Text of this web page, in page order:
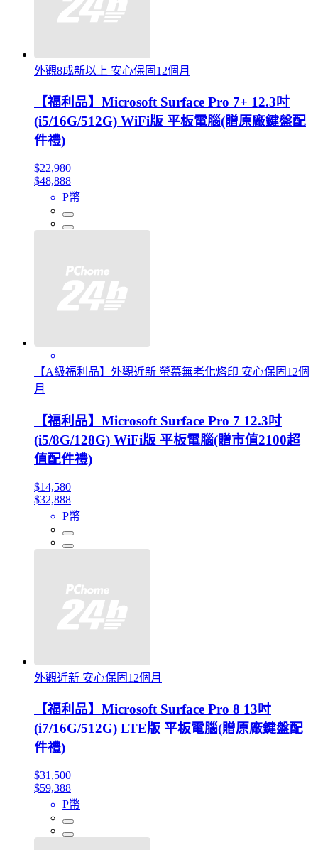
外觀8成新以上 安心保固12個月
【福利品】Microsoft Surface Pro 7+ 12.3吋
(i5/16G/512G) WiFi版 平板電腦(贈原廠鍵盤配
件禮)
$22,980
$48,888
P幣
【A級福利品】外觀近新 螢幕無老化烙印 安心保固12個
月
【福利品】Microsoft Surface Pro 7 12.3吋
(i5/8G/128G) WiFi版 平板電腦(贈市值2100超
值配件禮)
$14,580
$32,888
P幣
外觀近新 安心保固12個月
【福利品】Microsoft Surface Pro 8 13吋
(i7/16G/512G) LTE版 平板電腦(贈原廠鍵盤配
件禮)
$31,500
$59,388
P幣